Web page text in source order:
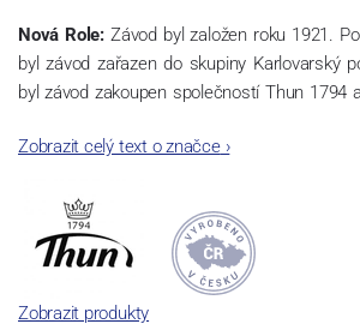
Nová Role: Závod byl založen roku 1921.
byl závod zařazen do skupiny Karlovarský
byl závod zakoupen společností Thun 1794
společnosti a v jejím areálu jsou umístěny i
a ve své výrobě navazuje na více jak
porcelánu. Kapacita tohoto závodu je
závod je vybaven moderními
isostatické lisy, tlakové lití, glazovací
komorová pec, vtavná dekorační pec. Závod
Zobrazit celý text o značce›
Zobrazit produkty